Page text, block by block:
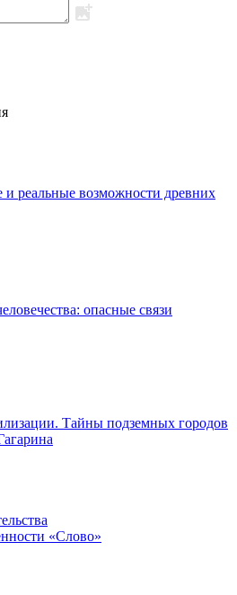
реальные возможности древних
опасные связи
Тайны подземных городов
«Слово»